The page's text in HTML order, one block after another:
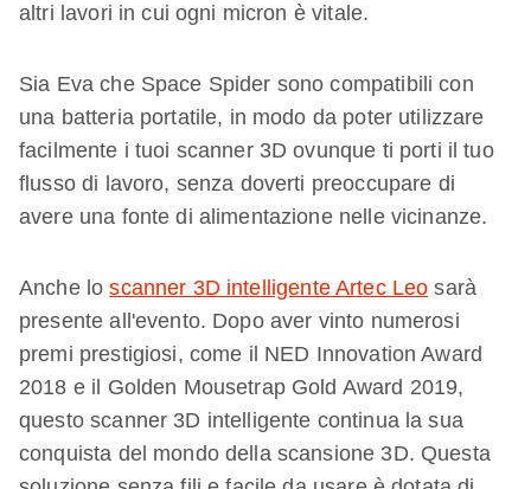
altri lavori in cui ogni micron è vitale.
Sia Eva che Space Spider sono compatibili con
una batteria portatile, in modo da poter utilizzare
facilmente i tuoi scanner 3D ovunque ti porti il tuo
flusso di lavoro, senza doverti preoccupare di
avere una fonte di alimentazione nelle vicinanze.
Anche loscanner 3D intelligente Artec Leo sarà
presente all'evento. Dopo aver vinto numerosi
premi prestigiosi, come il NED Innovation Award
2018 e il Golden Mousetrap Gold Award 2019,
questo scanner 3D intelligente continua la sua
conquista del mondo della scansione 3D. Questa